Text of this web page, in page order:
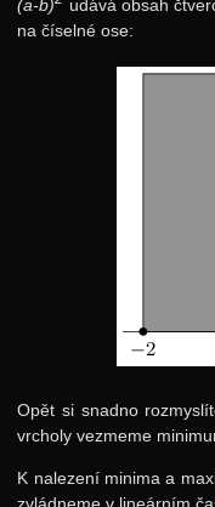
(a-b) udává obsah
na číselné ose:
Opět si snadno
vrcholy vezmeme
K nalezení minima a